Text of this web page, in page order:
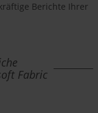
Berichte Ihrer
Fabric